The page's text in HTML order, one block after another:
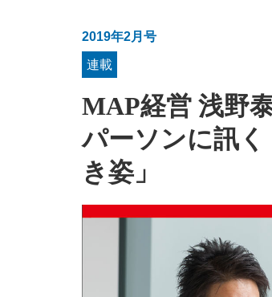
2019年2月号
連載
MAP経営 浅野
パーソンに訊
き姿」